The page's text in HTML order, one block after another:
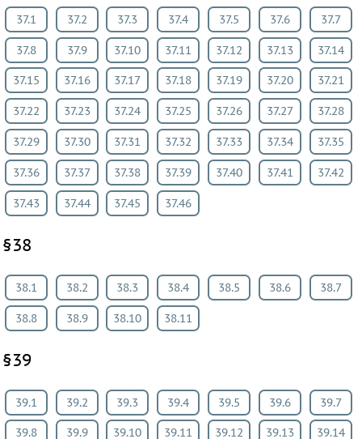
37.1 37.2 37.3 37.4 37.5 37.6 37.7
37.8 37.9 37.10 37.11 37.12 37.13 37.14
37.15 37.16 37.17 37.18 37.19 37.20 37.21
37.22 37.23 37.24 37.25 37.26 37.27 37.28
37.29 37.30 37.31 37.32 37.33 37.34 37.35
37.36 37.37 37.38 37.39 37.40 37.41 37.42
37.43 37.44 37.45 37.46
§38
38.1 38.2 38.3 38.4 38.5 38.6 38.7
38.8 38.9 38.10 38.11
§39
39.1 39.2 39.3 39.4 39.5 39.6 39.7
39.8 39.9 39.10 39.11 39.12 39.13 39.14